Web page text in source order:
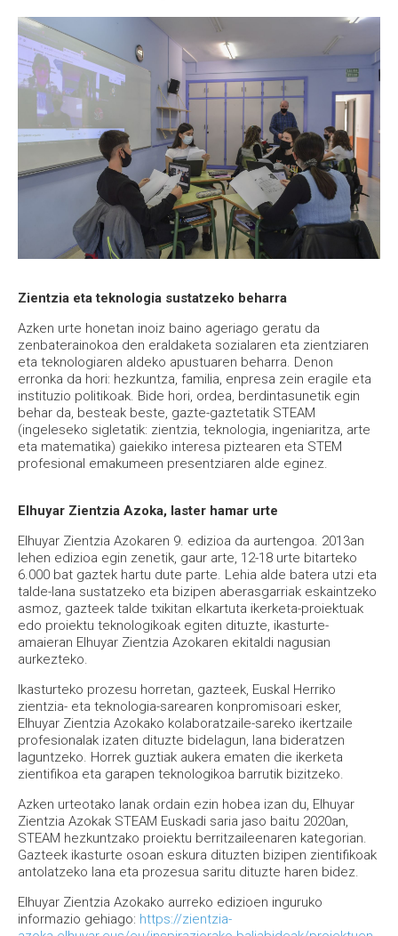
Zientzia eta teknologia sustatzeko beharra
Azken urte honetan inoiz baino ageriago geratu da
zenbaterainokoa den eraldaketa sozialaren eta zientziaren
eta teknologiaren aldeko apustuaren beharra. Denon
erronka da hori: hezkuntza, familia, enpresa zein eragile eta
instituzio politikoak. Bide hori, ordea, berdintasunetik egin
behar da, besteak beste, gazte-gaztetatik STEAM
(ingeleseko sigletatik: zientzia, teknologia, ingeniaritza, arte
eta matematika) gaiekiko interesa piztearen eta STEM
profesional emakumeen presentziaren alde eginez.
Elhuyar Zientzia Azoka, laster hamar urte
Elhuyar Zientzia Azokaren 9. edizioa da aurtengoa. 2013an
lehen edizioa egin zenetik, gaur arte, 12-18 urte bitarteko
6.000 bat gaztek hartu dute parte. Lehia alde batera utzi eta
talde-lana sustatzeko eta bizipen aberasgarriak eskaintzeko
asmoz, gazteek talde txikitan elkartuta ikerketa-proiektuak
edo proiektu teknologikoak egiten dituzte, ikasturte-
amaieran Elhuyar Zientzia Azokaren ekitaldi nagusian
aurkezteko.
Ikasturteko prozesu horretan, gazteek, Euskal Herriko
zientzia- eta teknologia-sarearen konpromisoari esker,
Elhuyar Zientzia Azokako kolaboratzaile-sareko ikertzaile
profesionalak izaten dituzte bidelagun, lana bideratzen
laguntzeko. Horrek guztiak aukera ematen die ikerketa
zientifikoa eta garapen teknologikoa barrutik bizitzeko.
Azken urteotako lanak ordain ezin hobea izan du, Elhuyar
Zientzia Azokak STEAM Euskadi saria jaso baitu 2020an,
STEAM hezkuntzako proiektu berritzaileenaren kategorian.
Gazteek ikasturte osoan eskura dituzten bizipen zientifikoak
antolatzeko lana eta prozesua saritu dituzte haren bidez.
Elhuyar Zientzia Azokako aurreko edizioen inguruko
informazio gehiago: https://zientzia-